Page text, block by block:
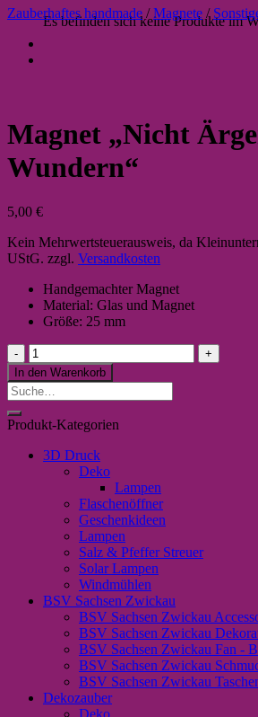
Es befinden sich keine Produkte im
Zauberhaftes handmade / Magnete /
Magnet „Nicht
Wundern“
5,00 €
Kein Mehrwertsteuerausweis, da
UStG. zzgl. Versandkosten
Handgemachter Magnet
Material: Glas und Magnet
Größe: 25 mm
Magnet
"Nicht
Ärgern
nur
Menge
In den Warenkorb
Suche
nach:
Produkt-Kategorien
3D Druck
Deko
Lampen
Flaschenöffner
Geschenkideen
Lampen
Salz & Pfeffer Streuer
Solar Lampen
Windmühlen
BSV Sachsen Zwickau
BSV Sachsen Zwickau
BSV Sachsen Zwickau
BSV Sachsen Zwickau Fan -
BSV Sachsen Zwickau
BSV Sachsen Zwickau
Dekozauber
Deko